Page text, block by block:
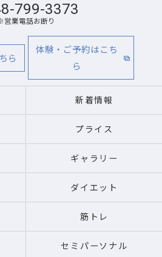
799-3373
営業電話お断り
ら
体験・ご予約はこち
ら
新着情報
プライス
ギャラリー
ダイエット
筋トレ
セミパーソナル